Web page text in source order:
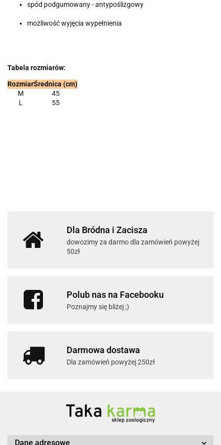
spód podgumowany - antypoślizgowy
możliwość wyjęcia wypełnienia
Tabela rozmiarów:
RozmiarŚrednica (cm)
M
45
L
55
Dla Bródna i Zacisza
dowozimy za darmo dla zamówień powyżej
50zł
Polub nas na Facebooku
Poznajmy się bliżej ;)
Darmowa dostawa
Dla zamówień powyżej 250zł
Dane adresowe